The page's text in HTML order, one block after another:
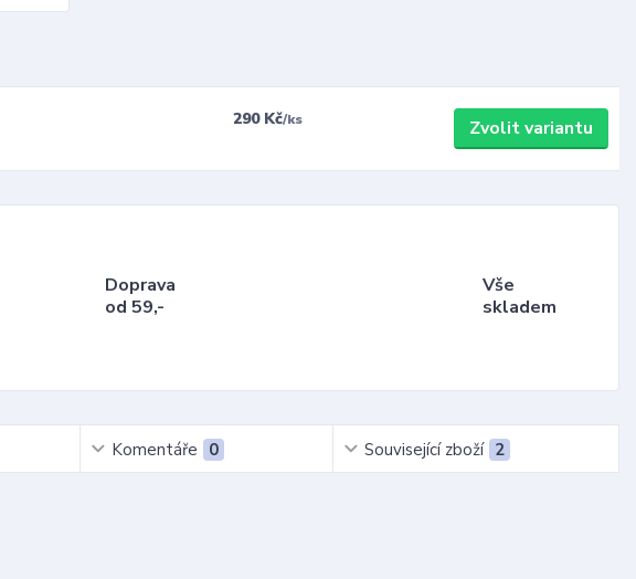
290 Kč/ks Zvolit variantu
Doprava
od 59,-
Vše
skladem
Komentáře 0 Související zboží 2